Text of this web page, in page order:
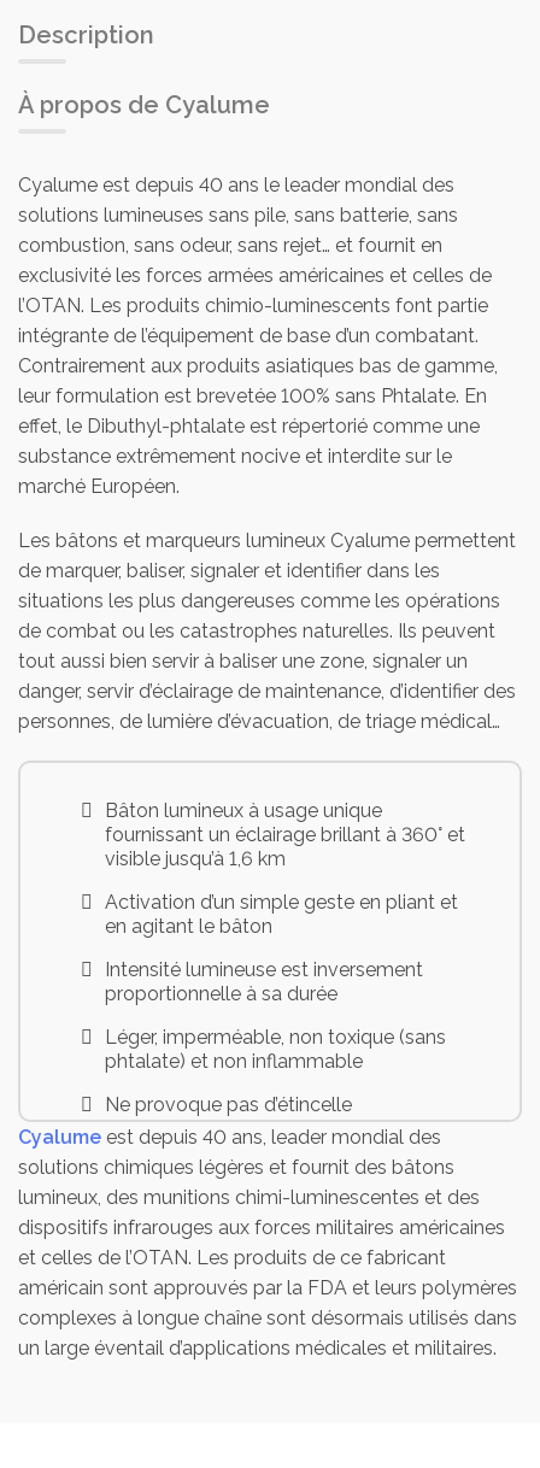
Description
À propos de Cyalume
Cyalume est depuis 40 ans le leader mondial des
solutions lumineuses sans pile, sans batterie, sans
combustion, sans odeur, sans rejet… et fournit en
exclusivité les forces armées américaines et celles de
l’OTAN. Les produits chimio-luminescents font partie
intégrante de l’équipement de base d’un combatant.
Contrairement aux produits asiatiques bas de gamme,
leur formulation est brevetée 100% sans Phtalate. En
effet, le Dibuthyl-phtalate est répertorié comme une
substance extrêmement nocive et interdite sur le
marché Européen.
Les bâtons et marqueurs lumineux Cyalume permettent
de marquer, baliser, signaler et identifier dans les
situations les plus dangereuses comme les opérations
de combat ou les catastrophes naturelles. Ils peuvent
tout aussi bien servir à baliser une zone, signaler un
danger, servir d’éclairage de maintenance, d’identifier des
personnes, de lumière d’évacuation, de triage médical…
Bâton lumineux à usage unique
fournissant un éclairage brillant à 360° et
visible jusqu’à 1,6 km
Activation d’un simple geste en pliant et
en agitant le bâton
Intensité lumineuse est inversement
proportionnelle à sa durée
Léger, imperméable, non toxique (sans
phtalate) et non inflammable
Ne provoque pas d’étincelle
Ne génère aucune chaleur
Etanche et utilisable en plongée sous-
marine
Forme hexagonale pour empêcher le
bâton de rouler
Crochet passe-fil et œillet pour la fixation
à un câble ou une corde
Cyalume est depuis 40 ans, leader mondial des
solutions chimiques légères et fournit des bâtons
lumineux, des munitions chimi-luminescentes et des
dispositifs infrarouges aux forces militaires américaines
et celles de l’OTAN. Les produits de ce fabricant
américain sont approuvés par la FDA et leurs polymères
complexes à longue chaîne sont désormais utilisés dans
un large éventail d’applications médicales et militaires.